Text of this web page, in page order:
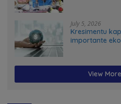
July 5, 2026
Kresimentu
importante
View More